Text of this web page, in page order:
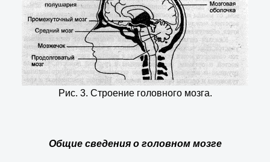
Рис. 3. Строение головного мозга.
Общие сведения о головном мозге